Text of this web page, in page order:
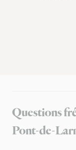
Questions
Pont-de-